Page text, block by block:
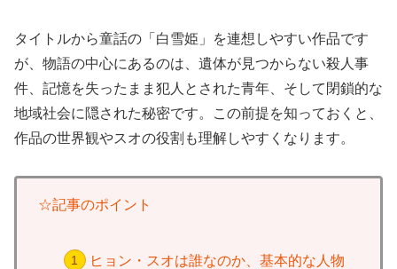
タイトルから童話の「白雪姫」を連想しやすい作品です
が、物語の中心にあるのは、遺体が見つからない殺人事
件、記憶を失ったまま犯人とされた青年、そして閉鎖的な
地域社会に隠された秘密です。この前提を知っておくと、
作品の世界観やスオの役割も理解しやすくなります。
☆記事のポイント
ヒョン・スオは誰なのか、基本的な人物